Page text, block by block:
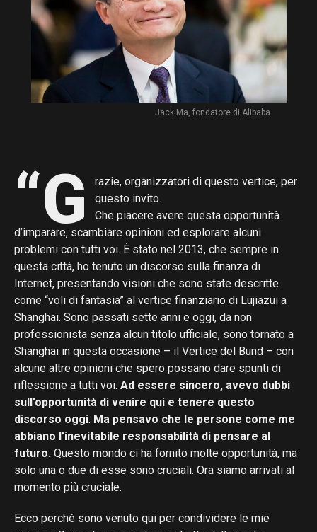
Jack Ma, fondatore di Alibaba.
“G
razie, organizzatori di questo vertice, per
questo invito.
Che piacere avere questa opportunità
d’imparare, scambiare opinioni ed esplorare alcuni
problemi con tutti voi. È stato nel 2013, che sempre in
questa città, ho tenuto un discorso sulla finanza di
Internet, presentando visioni che sono state descritte
come “voli di fantasia” al vertice finanziario di Lujiazui a
Shanghai. Sono passati sette anni e oggi, da non
professionista senza alcun titolo ufficiale, sono tornato a
Shanghai in questa occasione – il Vertice del Bund – con
alcune altre opinioni che spero possano dare spunti di
riflessione a tutti voi. Ad essere sincero, avevo dubbi
sull’opportunità di venire qui e tenere questo
discorso oggi. Ma pensavo che le persone come me
abbiano l’inevitabile responsabilità di pensare al
futuro. Questo mondo ci ha fornito molte opportunità, ma
solo una o due di esse sono cruciali. Ora siamo arrivati ​​al
momento più cruciale.
Ecco perché sono venuto qui per condividere le mie